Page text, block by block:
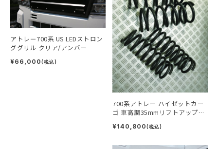
アトレー700系 US LEDストロン
ググリル クリア/アンバー
¥66,000(税込)
700系アトレー ハイゼットカー
ゴ 車高調35mmリフトアップキ
¥140,800(税込)